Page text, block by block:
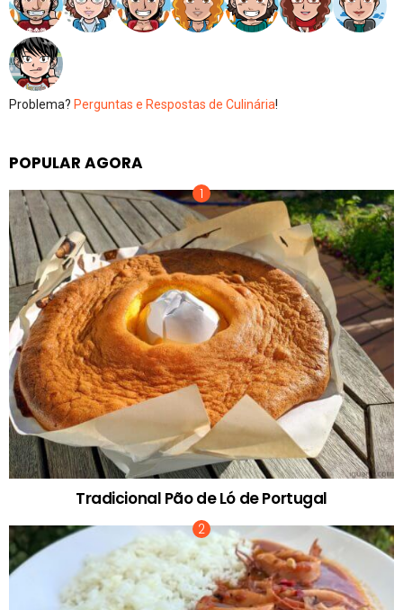
Problema? Perguntas e Respostas de Culinária!
POPULAR AGORA
Tradicional Pão de Ló de Portugal